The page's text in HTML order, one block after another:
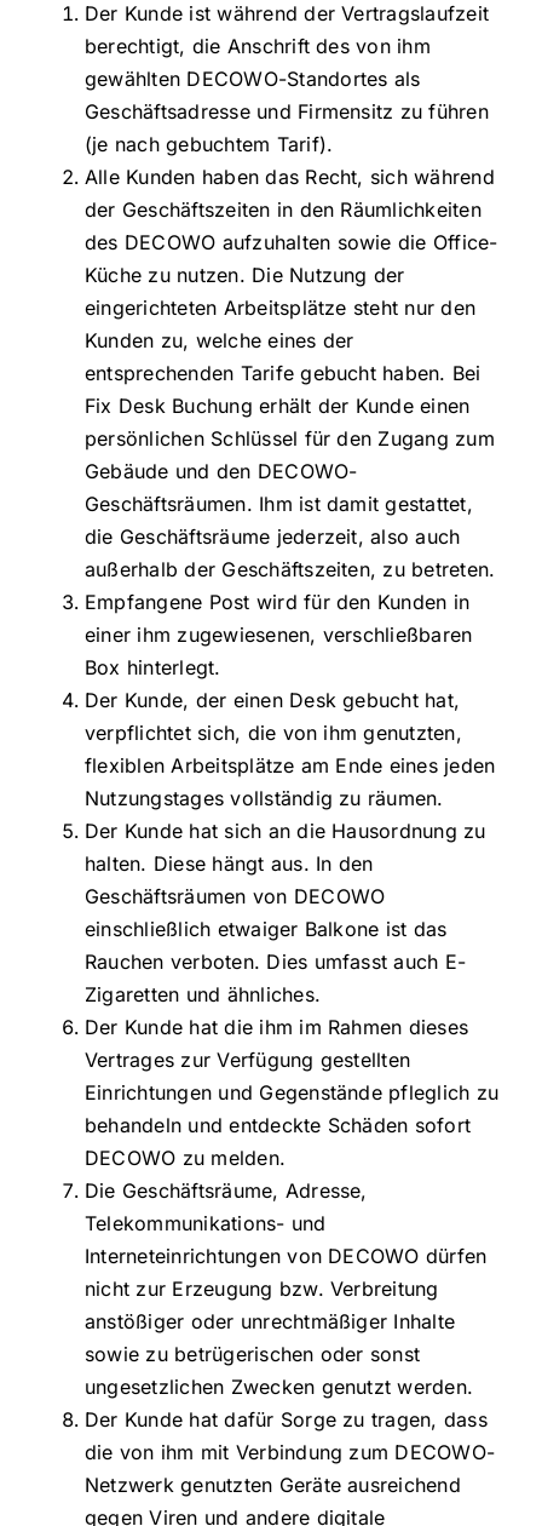
Der Kunde ist während der Vertragslaufzeit
berechtigt, die Anschrift des von ihm
gewählten DECOWO-Standortes als
Geschäftsadresse und Firmensitz zu führen
(je nach gebuchtem Tarif).
Alle Kunden haben das Recht, sich während
der Geschäftszeiten in den Räumlichkeiten
des DECOWO aufzuhalten sowie die Office-
Küche zu nutzen. Die Nutzung der
eingerichteten Arbeitsplätze steht nur den
Kunden zu, welche eines der
entsprechenden Tarife gebucht haben. Bei
Fix Desk Buchung erhält der Kunde einen
persönlichen Schlüssel für den Zugang zum
Gebäude und den DECOWO-
Geschäftsräumen. Ihm ist damit gestattet,
die Geschäftsräume jederzeit, also auch
außerhalb der Geschäftszeiten, zu betreten.
Empfangene Post wird für den Kunden in
einer ihm zugewiesenen, verschließbaren
Box hinterlegt.
Der Kunde, der einen Desk gebucht hat,
verpflichtet sich, die von ihm genutzten,
flexiblen Arbeitsplätze am Ende eines jeden
Nutzungstages vollständig zu räumen.
Der Kunde hat sich an die Hausordnung zu
halten. Diese hängt aus. In den
Geschäftsräumen von DECOWO
einschließlich etwaiger Balkone ist das
Rauchen verboten. Dies umfasst auch E-
Zigaretten und ähnliches.
Der Kunde hat die ihm im Rahmen dieses
Vertrages zur Verfügung gestellten
Einrichtungen und Gegenstände pfleglich zu
behandeln und entdeckte Schäden sofort
DECOWO zu melden.
Die Geschäftsräume, Adresse,
Telekommunikations- und
Interneteinrichtungen von DECOWO dürfen
nicht zur Erzeugung bzw. Verbreitung
anstößiger oder unrechtmäßiger Inhalte
sowie zu betrügerischen oder sonst
ungesetzlichen Zwecken genutzt werden.
Der Kunde hat dafür Sorge zu tragen, dass
die von ihm mit Verbindung zum DECOWO-
Netzwerk genutzten Geräte ausreichend
gegen Viren und andere digitale